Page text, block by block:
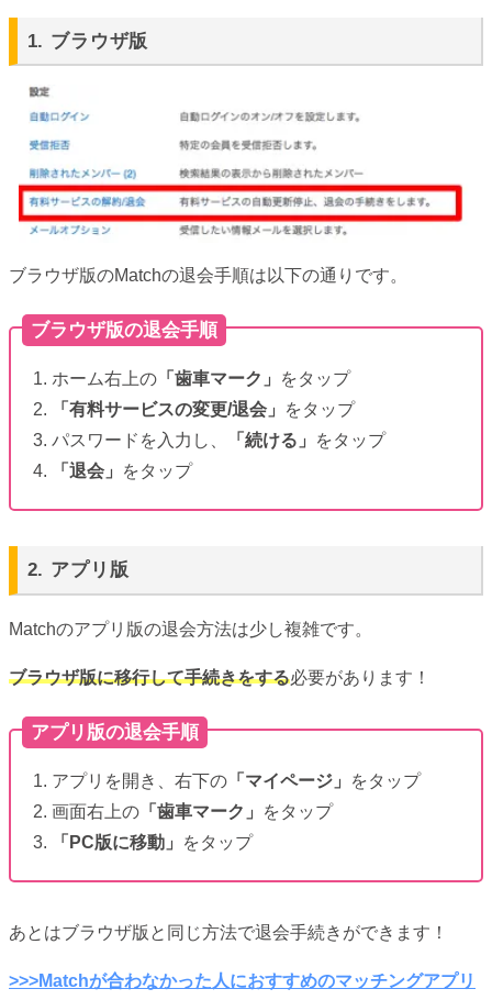
1. ブラウザ版
ブラウザ版のMatchの退会手順は以下の通りです。
ブラウザ版の退会手順
1. ホーム右上の 「歯車マーク」
をタップ
2.
「有料サービスの変更/退会」
をタップ
3. パスワードを入力し、
「続ける」
をタップ
4.
「退会」 をタップ
2. アプリ版
Matchのアプリ版の退会方法は少し複雑です。
ブラウザ版に移行して手続きをする必要があります！
アプリ版の退会手順
1. アプリを開き、右下の 「マイページ」
をタップ
2. 画面右上の 「歯車マーク」
をタップ
3.
「PC版に移動」 をタップ
あとはブラウザ版と同じ方法で退会手続きができます！
>>>Matchが合わなかった人におすすめのマッチングアプリ